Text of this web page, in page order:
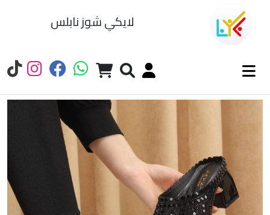
لايكي شوز نابلس